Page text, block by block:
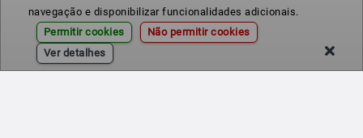
navegação e disponibilizar funcionalidades adicionais.
Permitir cookies
Não permitir cookies
Ver detalhes